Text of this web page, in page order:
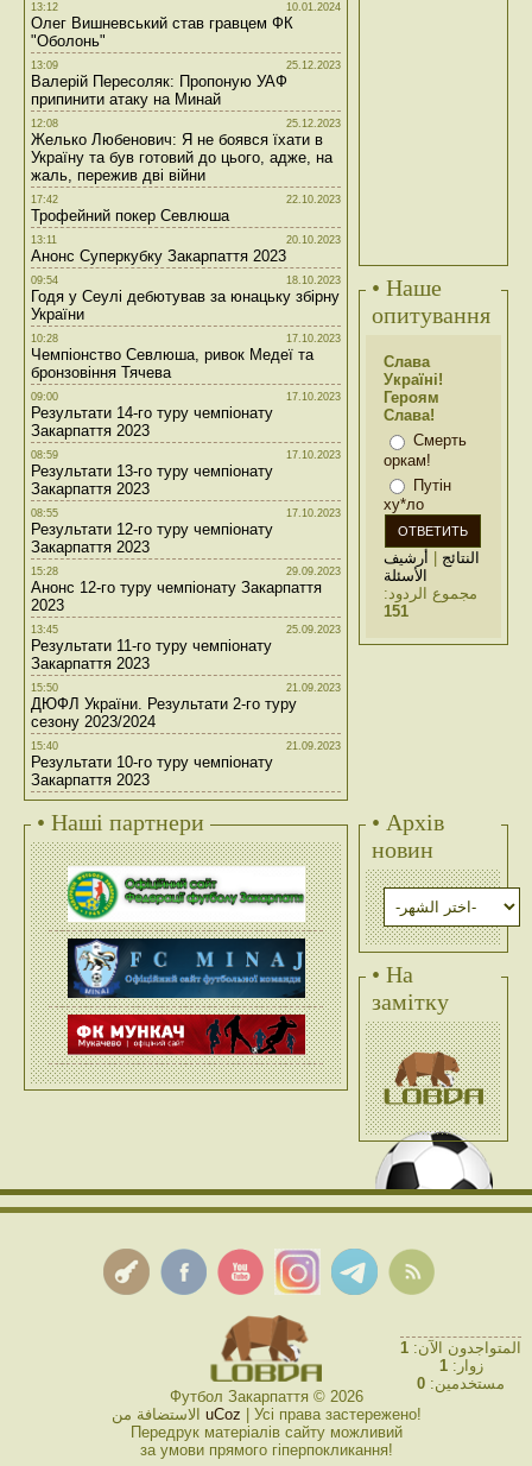
13:12 10.01.2024
Олег Вишневський став гравцем ФК
"Оболонь"
13:09 25.12.2023
Валерій Пересоляк: Пропоную УАФ
припинити атаку на Минай
12:08 25.12.2023
Желько Любенович: Я не боявся їхати в
Україну та був готовий до цього, адже, на
жаль, пережив дві війни
17:42 22.10.2023
Трофейний покер Севлюша
13:11 20.10.2023
Анонс Суперкубку Закарпаття 2023
09:54 18.10.2023
Годя у Сеулі дебютував за юнацьку збірну
України
10:28 17.10.2023
Чемпіонство Севлюша, ривок Медеї та
бронзовіння Тячева
09:00 17.10.2023
Результати 14-го туру чемпіонату
Закарпаття 2023
08:59 17.10.2023
Результати 13-го туру чемпіонату
Закарпаття 2023
08:55 17.10.2023
Результати 12-го туру чемпіонату
Закарпаття 2023
15:28 29.09.2023
Анонс 12-го туру чемпіонату Закарпаття
2023
13:45 25.09.2023
Результати 11-го туру чемпіонату
Закарпаття 2023
15:50 21.09.2023
ДЮФЛ України. Результати 2-го туру
сезону 2023/2024
15:40 21.09.2023
Результати 10-го туру чемпіонату
Закарпаття 2023
• Наше
опитування
Слава
Україні!
Героям
Слава!
Смерть
оркам!
Путін
ху*ло
النتائج | أرشيف
الأسئلة
مجموع الردود:
151
• Наші партнери
• Архів
новин
• На
замітку
Футбол Закарпаття © 2026
uCoz | Усі права застережено!
Передрук матеріалів сайту можливий
за умови прямого гіперпокликання!
المتواجدون الآن: 1
زوار:1
مستخدمين: 0